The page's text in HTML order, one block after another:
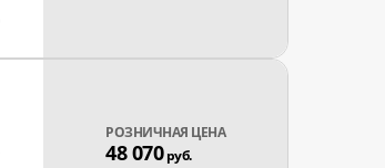
РОЗНИЧНАЯ ЦЕНА
48 070руб.